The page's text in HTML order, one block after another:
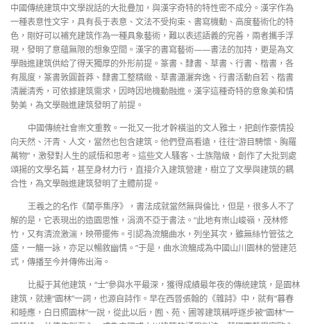
中國傳統建筑中文學說話的大批疊加，與漢字奇特的特性密不成分。漢字作為
一種表意性文字，具有長于表意、文法不受拘束、書寫機動、高度藝術化的特
色，剛好可以補充建筑作為一種具象藝術，難以表述語義的完善，兩者攜手浮
現，發明了意蘊無限的想象空間。漢字的書寫藝術——書法的加持，更是為文
學融進建筑供給了得天獨厚的外形前提。篆書、隸書、草書、行書、楷書，各
有風度，篆書敦圓蒼莽、隸書工整精緻、草書瀟灑奔逸、行書活動自若、楷書
清麗清秀，可依據建筑需求，因時因地機動融進。漢字這種奇特的意象美和情
勢美，為文學融進建筑發明了前提。
中國傳統社會崇文重教。一批又一批才幹橫溢的文人雅士，把創作豪情投
向天然、汗青、人文，當然也包含建筑。他們登高看遠，往往“游目騁懷、胸羅
萬物”，激發對人生的感悟和思考。這些文人騷客、士族階級，創作了大批到處
頌揚的文學名篇，甚至身材力行，直接介入建筑營建，樹立了文學與建筑的耦
合性，為文學融進建筑發明了主體前提。
王羲之的名作《蘭亭集序》，書法成就當然無與倫比，但是，很多人不了
解的是，它表現出的造園思惟，涓滴不亞于書法。“此地有崇山峻嶺，茂林修
竹，又有清流激湍，映帶擺佈。引認為流觴曲水，列坐其次，雖無絲竹管弦之
盛，一觴一詠，亦足以暢敘幽情。”于是，曲水流觴成為中國山川園林的營建范
式，傳播至今并傳佈出海。
比擬于其他建筑，“士”參與水平最深，獲得成績最年夜的傳統建筑，是園林
建筑，就連“園林”一詞，也源自詩作。早在西晉張翰的《雜詩》中，就有“暮春
和睦應，白日照園林”一說，從此以后，囿、苑、圃等建筑稱呼逐步被“園林”一